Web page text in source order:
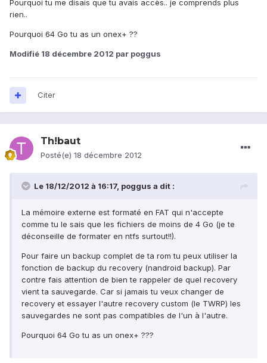
Pourquoi tu me disais que tu avais accès.. je comprends plus
rien..
Pourquoi 64 Go tu as un onex+ ??
Modifié 18 décembre 2012 par poggus
Citer
Th!baut
Posté(e) 18 décembre 2012
Le 18/12/2012 à 16:17, poggus a dit :
La mémoire externe est formaté en FAT qui n'accepte
comme tu le sais que les fichiers de moins de 4 Go (je te
déconseille de formater en ntfs surtout!!).
Pour faire un backup complet de ta rom tu peux utiliser la
fonction de backup du recovery (nandroid backup). Par
contre fais attention de bien te rappeler de quel recovery
vient ta sauvegarde. Car si jamais tu veux changer de
recovery et essayer l'autre recovery custom (le TWRP) les
sauvegardes ne sont pas compatibles de l'un à l'autre.
Pourquoi 64 Go tu as un onex+ ???